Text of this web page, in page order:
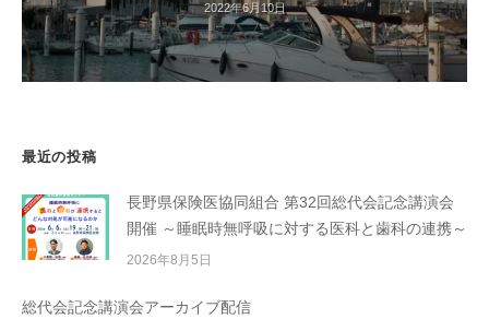
2022年6月10日
最近の投稿
長野県保険医協同組合 第32回総代会記念講演会
開催 ～睡眠時無呼吸に対する医科と歯科の連携～
2026年8月5日
総代会記念講演会アーカイブ配信